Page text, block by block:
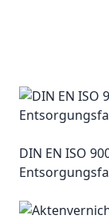
DIN EN ISO